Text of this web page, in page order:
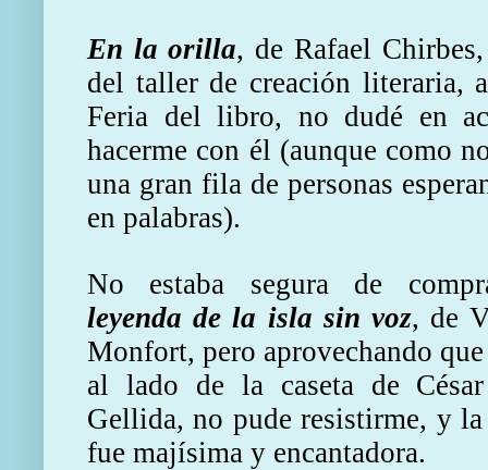
En la orilla, de Rafael
del taller de creación literaria,
Feria del libro, no dudé en
hacerme con él (aunque como
una gran fila de personas
en palabras).
No estaba segura de
leyenda de la isla sin voz, de
Monfort, pero aprovechando que
al lado de la caseta de César
Gellida, no pude resistirme, y la
fue majísima y encantadora.